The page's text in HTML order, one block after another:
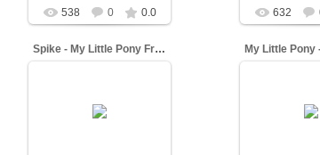
538 0 0.0 632
Spike - My Little Pony Friendship is Magic